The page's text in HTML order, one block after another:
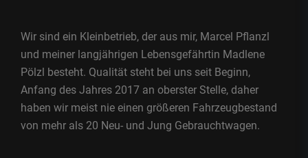
Wir sind ein Kleinbetrieb, der aus mir, Marcel Pflanzl
und meiner langjährigen Lebensgefährtin Madlene
Pölzl besteht. Qualität steht bei uns seit Beginn,
Anfang des Jahres 2017 an oberster Stelle, daher
haben wir meist nie einen größeren Fahrzeugbestand
von mehr als 20 Neu- und Jung Gebrauchtwagen.